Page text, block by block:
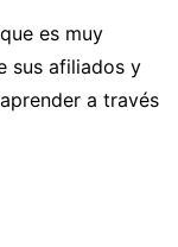
es muy
sus afiliados y
a través